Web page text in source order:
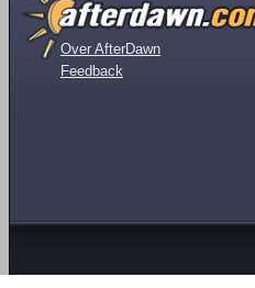
Over AfterDawn
Feedback